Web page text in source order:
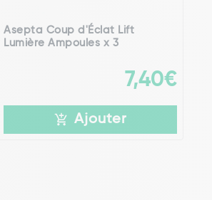
Asepta Coup d'Éclat Lift
Lumière Ampoules x 3
7,40€
Ajouter